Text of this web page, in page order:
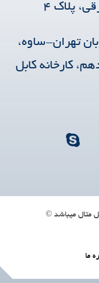
پلاک ۴
کیلومتر ۱۲۰ اتوبان تهران-ساوه،
کارخانه کابل
متال میباشد ©
ما